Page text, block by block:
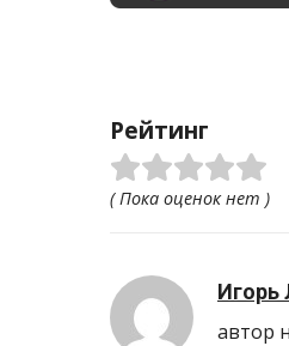
Рейтинг
( Пока оценок нет )
Игорь
автор